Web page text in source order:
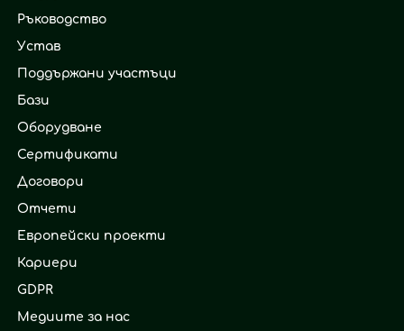
Ръководство
Устав
Поддържани участъци
Бази
Оборудване
Сертификати
Договори
Отчети
Европейски проекти
Кариери
GDPR
Медиите за нас